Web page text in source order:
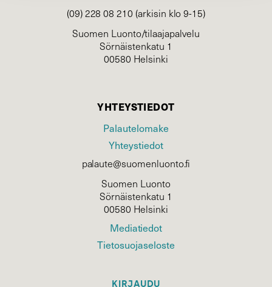
(09) 228 08 210 (arkisin klo 9-15)
Suomen Luonto/tilaajapalvelu
Sörnäistenkatu 1
00580 Helsinki
YHTEYSTIEDOT
Palautelomake
Yhteystiedot
palaute@suomenluonto.fi
Suomen Luonto
Sörnäistenkatu 1
00580 Helsinki
Mediatiedot
Tietosuojaseloste
KIRJAUDU